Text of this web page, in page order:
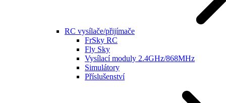
RC vysílače/přijímače
FrSky RC
Fly Sky
Vysílací moduly 2.4GHz/868MHz
Simulátory
Příslušenství